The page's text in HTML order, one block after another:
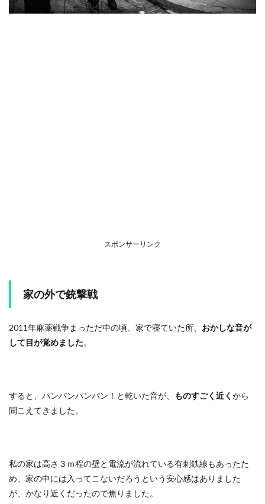
スポンサーリンク
家の外で銃撃戦
2011年麻薬戦争まっただ中の頃、家で寝ていた所、 おかしな音が
して目が覚めました。
すると、パンパンパンパン！と乾いた音が、 ものすごく近く から
聞こえてきました。
私の家は高さ３ｍ程の壁と電流が流れている有刺鉄線もあったた
め、家の中には入ってこないだろうという安心感はありました
が、かなり近くだったので焦りました。